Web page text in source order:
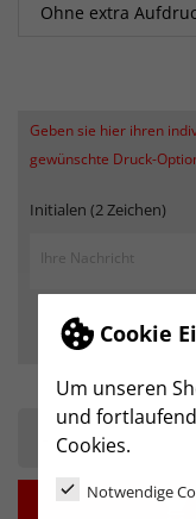
Cookie
Um unseren
und
Cookies.
Notwendige
Geben sie hier ihren
gewünschte Druck-
Initialen (2 Zeichen)
